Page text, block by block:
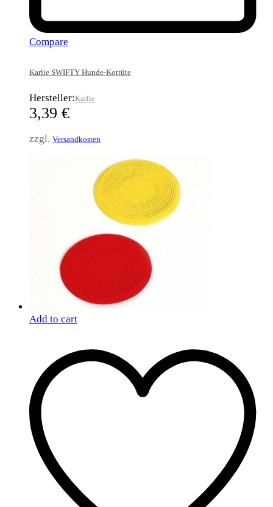
Compare
Karlie SWIFTY Hunde-Kottüte
Hersteller:Karlie
3,39 €
zzgl. Versandkosten
Add to cart